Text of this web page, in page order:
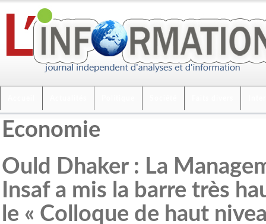
Economie
Ould Dhaker : La
Insaf a mis la barre très
le « Colloque de haut